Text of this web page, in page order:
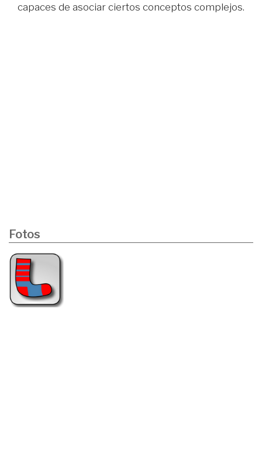
capaces de asociar ciertos conceptos complejos.
Fotos